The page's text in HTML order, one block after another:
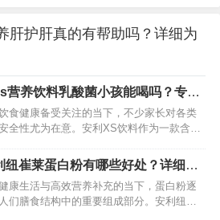
肝护肝真的有帮助吗？详细为
营养饮料乳酸菌小孩能喝吗？专业
疑
食健康备受关注的当下，不少家长对各类
全性尤为在意。安利XS饮料作为一款含有
饮料小孩究竟能不能喝？我们将从成分、
体特点等多方面深入分析，为家长们提供科
。 …
纽崔莱蛋白粉有哪些好处？详细为
一下
康生活与高效营养补充的当下，蛋白粉逐
们膳食结构中的重要组成部分。安利纽崔